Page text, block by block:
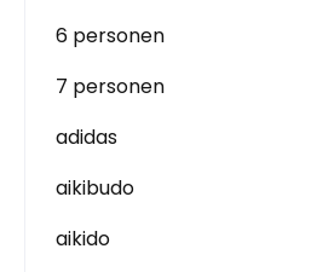
6 personen
7 personen
adidas
aikibudo
aikido